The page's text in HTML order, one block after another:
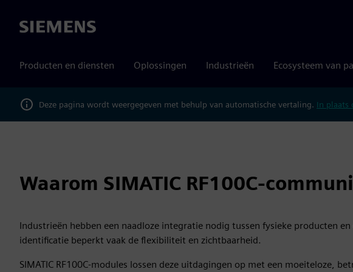
Siemens
Producten en diensten Oplossingen Industrieën Ecosysteem van
Deze pagina wordt weergegeven met behulp van automatische vertaling. In plaats
Waarom SIMATIC RF100C-
Industrieën hebben een naadloze integratie nodig tussen fysieke producten
identificatie beperkt vaak de flexibiliteit en zichtbaarheid.
SIMATIC RF100C-modules lossen deze uitdagingen op met een moeiteloze,